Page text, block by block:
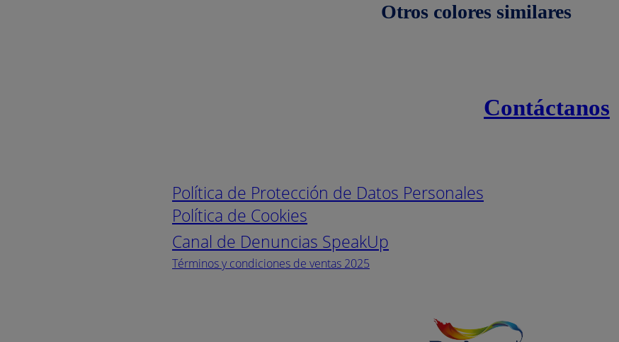
Otros colores similares
Política de Protección de Datos Personales
Política de Cookies
Canal de Denuncias SpeakUp
Términos y condiciones de ventas 2025
Contáctanos